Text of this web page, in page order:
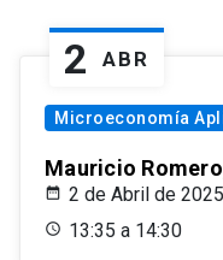
2 ABR
Microeconomía
Mauricio
2 de Abril de 2025
13:35 a 14:30